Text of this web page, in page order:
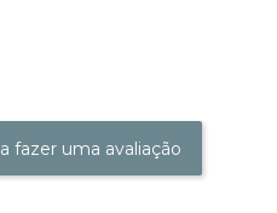
fazer uma avaliação